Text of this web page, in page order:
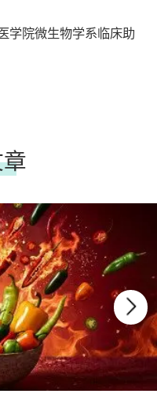
学院微生物学系临床助